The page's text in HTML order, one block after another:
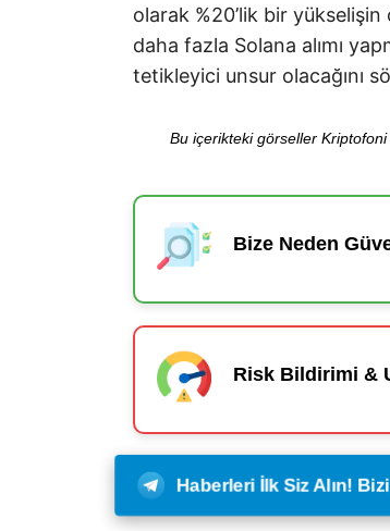
olarak %20’lik bir
daha fazla Solana alımı
tetikleyici unsur olacağını
Bu içerikteki görseller
Bize Neden
Risk Bildirimi &
Haberleri İlk Siz Alın!